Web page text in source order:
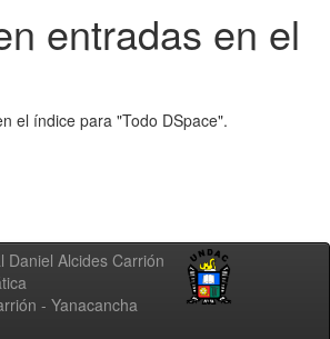
entradas en el
el índice para "Todo DSpace".
Daniel Alcides Carrión
- Yanacancha